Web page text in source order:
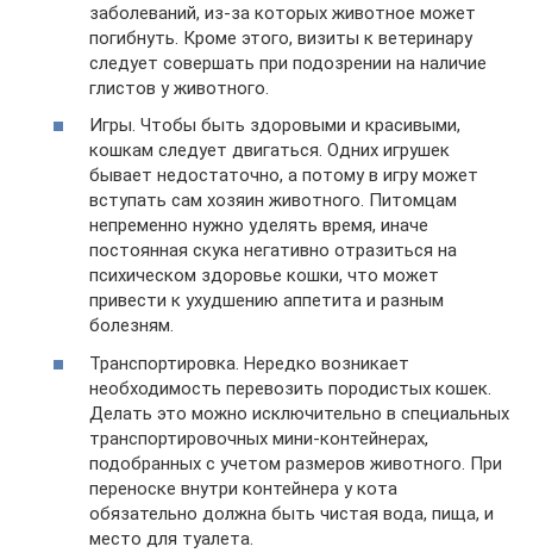
заболеваний, из-за которых животное может
погибнуть. Кроме этого, визиты к ветеринару
следует совершать при подозрении на наличие
глистов у животного.
Игры. Чтобы быть здоровыми и красивыми,
кошкам следует двигаться. Одних игрушек
бывает недостаточно, а потому в игру может
вступать сам хозяин животного. Питомцам
непременно нужно уделять время, иначе
постоянная скука негативно отразиться на
психическом здоровье кошки, что может
привести к ухудшению аппетита и разным
болезням.
Транспортировка. Нередко возникает
необходимость перевозить породистых кошек.
Делать это можно исключительно в специальных
транспортировочных мини-контейнерах,
подобранных с учетом размеров животного. При
переноске внутри контейнера у кота
обязательно должна быть чистая вода, пища, и
место для туалета.